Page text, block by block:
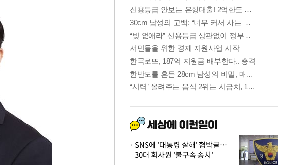
SNS에 '대통령 살해' 협박글…
30대 회사원 '불구속 송치'